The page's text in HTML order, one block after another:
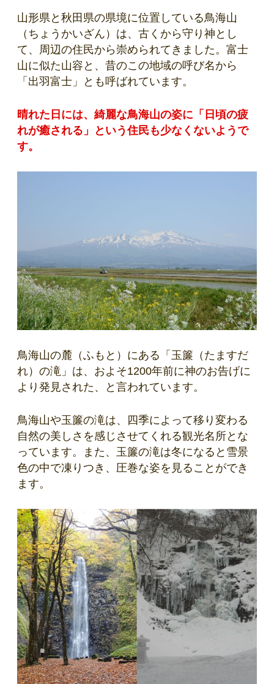
山形県と秋田県の県境に位置している鳥海山
（ちょうかいざん）は、古くから守り神とし
て、周辺の住民から崇められてきました。富士
山に似た山容と、昔のこの地域の呼び名から
「出羽富士」とも呼ばれています。
晴れた日には、綺麗な鳥海山の姿に「日頃の疲
れが癒される」という住民も少なくないようで
す。
鳥海山の麓（ふもと）にある「玉簾（たますだ
れ）の滝」は、およそ1200年前に神のお告げに
より発見された、と言われています。
鳥海山や玉簾の滝は、四季によって移り変わる
自然の美しさを感じさせてくれる観光名所とな
っています。また、玉簾の滝は冬になると雪景
色の中で凍りつき、圧巻な姿を見ることができ
ます。